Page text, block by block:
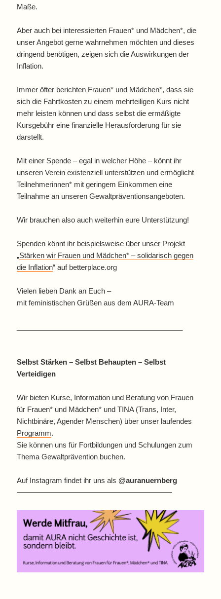
Maße.
Aber auch bei interessierten Frauen* und Mädchen*, die
unser Angebot gerne wahrnehmen möchten und dieses
dringend benötigen, zeigen sich die Auswirkungen der
Inflation.
Immer öfter berichten Frauen* und Mädchen*, dass sie
sich die Fahrtkosten zu einem mehrteiligen Kurs nicht
mehr leisten können und dass selbst die ermäßigte
Kursgebühr eine finanzielle Herausforderung für sie
darstellt.
Mit einer Spende – egal in welcher Höhe – könnt ihr
unseren Verein existenziell unterstützen und ermöglicht
Teilnehmerinnen* mit geringem Einkommen eine
Teilnahme an unseren Gewaltpräventionsangeboten.
Wir brauchen also auch weiterhin eure Unterstützung!
Spenden könnt ihr beispielsweise über unser Projekt
„Stärken wir Frauen und Mädchen* – solidarisch gegen
die Inflation“ auf betterplace.org
Vielen lieben Dank an Euch –
mit feministischen Grüßen aus dem AURA-Team
Selbst Stärken – Selbst Behaupten – Selbst
Verteidigen
Wir bieten Kurse, Information und Beratung von Frauen
für Frauen* und Mädchen* und TINA (Trans, Inter,
Nichtbinäre, Agender Menschen) über unser laufendes
Programm.
Sie können uns für Fortbildungen und Schulungen zum
Thema Gewaltprävention buchen.
Auf Instagram findet ihr uns als @auranuernberg
—————————————————————